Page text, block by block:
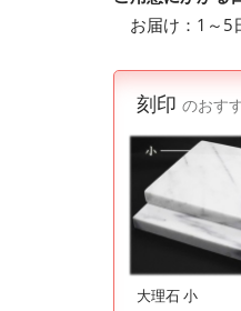
お届け：1～5
刻印 のおす
大理石 小